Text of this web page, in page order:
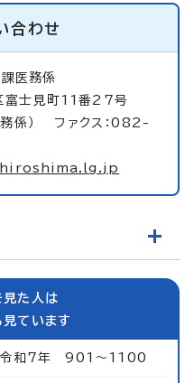
合わせ
医務係
士見町11番27号
係） ファクス：082-
見た人は
見ています
令和7年 901～1100